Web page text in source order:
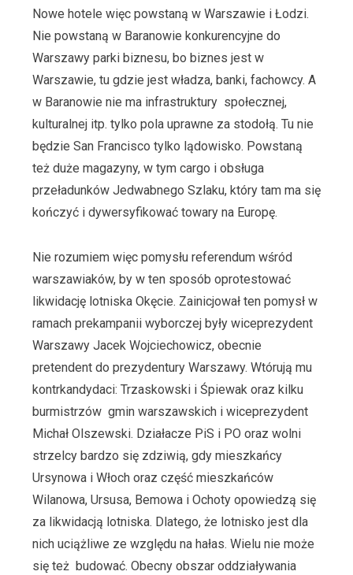
Nowe hotele więc powstaną w Warszawie i Łodzi.
Nie powstaną w Baranowie konkurencyjne do
Warszawy parki biznesu, bo biznes jest w
Warszawie, tu gdzie jest władza, banki, fachowcy. A
w Baranowie nie ma infrastruktury społecznej,
kulturalnej itp. tylko pola uprawne za stodołą. Tu nie
będzie San Francisco tylko lądowisko. Powstaną
też duże magazyny, w tym cargo i obsługa
przeładunków Jedwabnego Szlaku, który tam ma się
kończyć i dywersyfikować towary na Europę.
Nie rozumiem więc pomysłu referendum wśród
warszawiaków, by w ten sposób oprotestować
likwidację lotniska Okęcie. Zainicjował ten pomysł w
ramach prekampanii wyborczej były wiceprezydent
Warszawy Jacek Wojciechowicz, obecnie
pretendent do prezydentury Warszawy. Wtórują mu
kontrkandydaci: Trzaskowski i Śpiewak oraz kilku
burmistrzów gmin warszawskich i wiceprezydent
Michał Olszewski. Działacze PiS i PO oraz wolni
strzelcy bardzo się zdziwią, gdy mieszkańcy
Ursynowa i Włoch oraz część mieszkańców
Wilanowa, Ursusa, Bemowa i Ochoty opowiedzą się
za likwidacją lotniska. Dlatego, że lotnisko jest dla
nich uciążliwe ze względu na hałas. Wielu nie może
się też budować. Obecny obszar oddziaływania